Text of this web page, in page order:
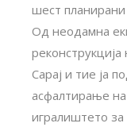
шест планирани
Од неодамна
Сарај и тие ја
асфалтирање
игралиштето